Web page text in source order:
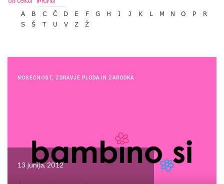
A B C Č D E F G H I J K L M N O P
R
S
Š T U V Z Ž
NOSEČNOST, ZDRAVJE PLODA IN ZARODKA
13 junija, 2012